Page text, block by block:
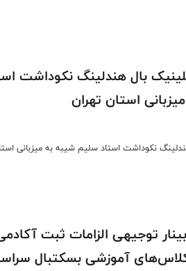
بال هندلینگ نکوداشت
استان تهران
نکوداشت استاد سلیم شیبه به میزبانی
توجیهی الزامات ثبت
آموزشی بسکتبال